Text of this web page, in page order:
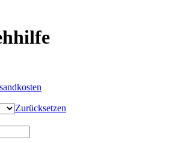
Zurücksetzen